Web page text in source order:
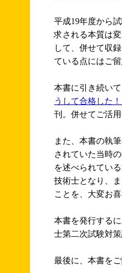
平成19年度から
求される本質は
して、併せて収
ている点にはご留
本書に引き続い
うして合格した
刊。併せてご活用
また、本書の執
されていた当時
を述べられてい
技術士となり、
ことを、大変お
本書を発行する
士第二次試験対
最後に、本書を